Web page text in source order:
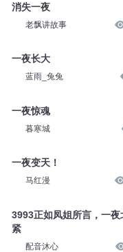
消失一夜
老飘讲故事
一夜长大
蓝雨_兔兔
一夜惊魂
暮寒城
一夜变天！
马红漫
3993正如凤姐所言，一夜
紧
配音沐心